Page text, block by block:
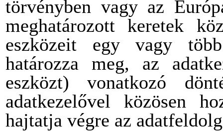
törvényben vagy az
meghatározott keretek
eszközeit egy vagy
határozza meg, az
eszközt) vonatkozó
adatkezelővel közösen
hajtatja végre az